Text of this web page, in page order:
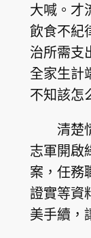
大喊。才
飲食不紀
治所需支
全家生計
不知該怎
清楚
志軍開啟
案，任務
證實等資
美手續，